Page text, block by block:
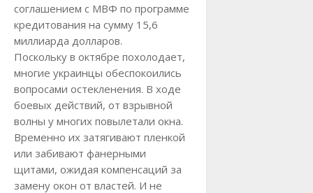
соглашением с МВФ по программе
кредитования на сумму 15,6
миллиарда долларов.
Поскольку в октябре похолодает,
многие украинцы обеспокоились
вопросами остекленения. В ходе
боевых действий, от взрывной
волны у многих повылетали окна.
Временно их затягивают пленкой
или забивают фанерными
щитами, ожидая компенсаций за
замену окон от властей. И не